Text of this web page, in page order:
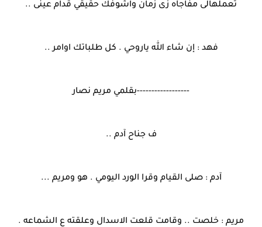
تعملهالى مفاجآه زى زمان واشوفك حقيقي قدام عينى ..
فهد : إن شاء الله ياروحي . كل طلباتك اوامر ..
------------------بقلمي مريم نصار
ف جناح آدم ..
آدم : صلى القيام وقرا الورد اليومي . هو ومريم ...
مريم : خلصت .. وقامت قلعت الاسدال وعلقته ع الشماعه .